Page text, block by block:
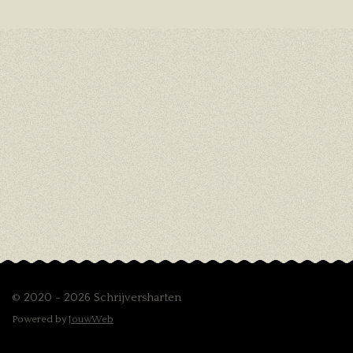
© 2020 - 2026 Schrijversharten
Powered byJouwWeb